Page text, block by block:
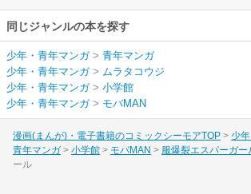
同じジャンルの本を探す
少年・青年マンガ> 青年マンガ
少年・青年マンガ> ムラタコウジ
少年・青年マンガ> 小学館
少年・青年マンガ> モバMAN
漫画(まんが)・電子書籍のコミックシーモアTOP
少
青年マンガ
小学館 モバMAN 服爆裂エスパーガー
ール